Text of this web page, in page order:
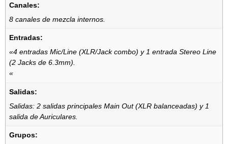
Canales:
8 canales de mezcla internos.
Entradas:
«4 entradas Mic/Line (XLR/Jack combo) y 1 entrada Stereo Line
(2 Jacks de 6.3mm).
«
Salidas:
Salidas: 2 salidas principales Main Out (XLR balanceadas) y 1
salida de Auriculares.
Grupos: